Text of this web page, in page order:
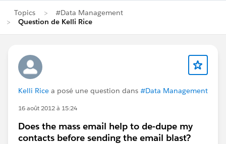
Topics
#Data Management
Question de Kelli Rice
Kelli Rice a posé une question dans #Data Management
16 août 2012 à 15:24
Does the mass email help to de-dupe my
contacts before sending the email blast?